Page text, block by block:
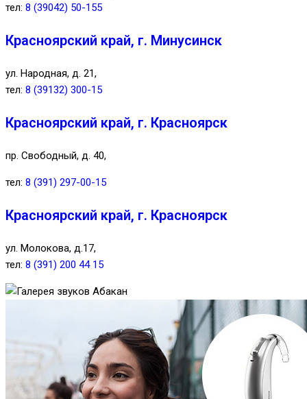
тел: 8 (39042) 50-155
Красноярский край, г. Минусинск
ул. Народная, д. 21,
тел: 8 (39132) 300-15
Красноярский край, г. Красноярск
пр. Свободный, д. 40,
тел: 8 (391) 297-00-15
Красноярский край, г. Красноярск
ул. Молокова, д.17,
тел: 8 (391) 200 44 15